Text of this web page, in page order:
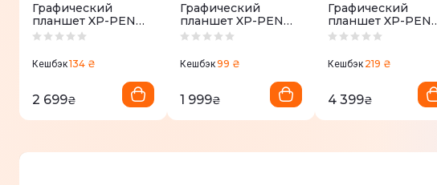
Графический
планшет XP-PEN
Deco Fun S BK
Кешбэк134 ₴
2 699₴
Графический
планшет XP-PEN
Deco 640
Кешбэк99 ₴
1 999₴
Графический
планшет XP-PEN
Deco 01V3 Black
Кешбэк 219 ₴
4 399₴